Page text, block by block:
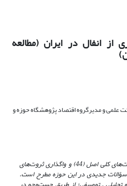
از انفال در ایران (مطالعه
علمی و مدیرگروه اقتصاد پژوهشگاه حوزه و
با ابلاغ قانون اجرای سیاست‌های کلی اصل (44) و واگذاری ثروت‌های
جدیدی در این حوزه مطرح است.